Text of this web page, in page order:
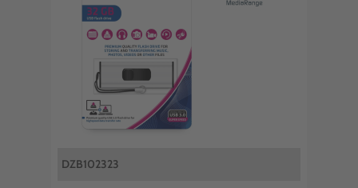
DZB102323